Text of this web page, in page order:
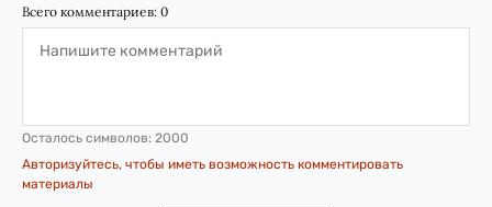
Всего комментариев: 0
Осталось символов: 2000
Авторизуйтесь, чтобы иметь возможность комментировать
материалы